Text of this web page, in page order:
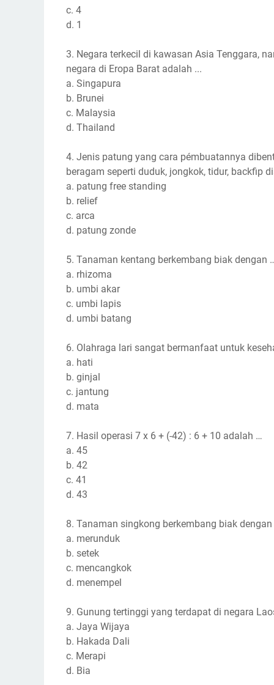
c. 4
d. 1
3. Negara terkecil di kawasan Asia Tenggara,
negara di Eropa Barat adalah ...
a. Singapura
b. Brunei
c. Malaysia
d. Thailand
4. Jenis patung yang cara pémbuatannya
beragam seperti duduk, jongkok, tidur, backfip
a. patung free standing
b. relief
c. arca
d. patung zonde
5. Tanaman kentang berkembang biak dengan
a. rhizoma
b. umbi akar
c. umbi lapis
d. umbi batang
6. Olahraga lari sangat bermanfaat untuk
a. hati
b. ginjal
c. jantung
d. mata
7. Hasil operasi 7 x 6 + (-42) : 6 + 10 adalah …
a. 45
b. 42
c. 41
d. 43
8. Tanaman singkong berkembang biak
a. merunduk
b. setek
c. mencangkok
d. menempel
9. Gunung tertinggi yang terdapat di negara
a. Jaya Wijaya
b. Hakada Dali
c. Merapi
d. Bia